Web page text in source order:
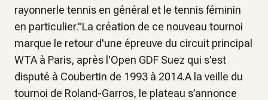
rayonnerle tennis en général et le tennis féminin
en particulier."La création de ce nouveau tournoi
marque le retour d'une épreuve du circuit principal
WTA à Paris, après l'Open GDF Suez qui s'est
disputé à Coubertin de 1993 à 2014.A la veille du
tournoi de Roland-Garros, le plateau s’annonce